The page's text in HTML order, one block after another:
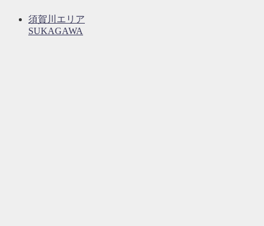
須賀川エリア
SUKAGAWA